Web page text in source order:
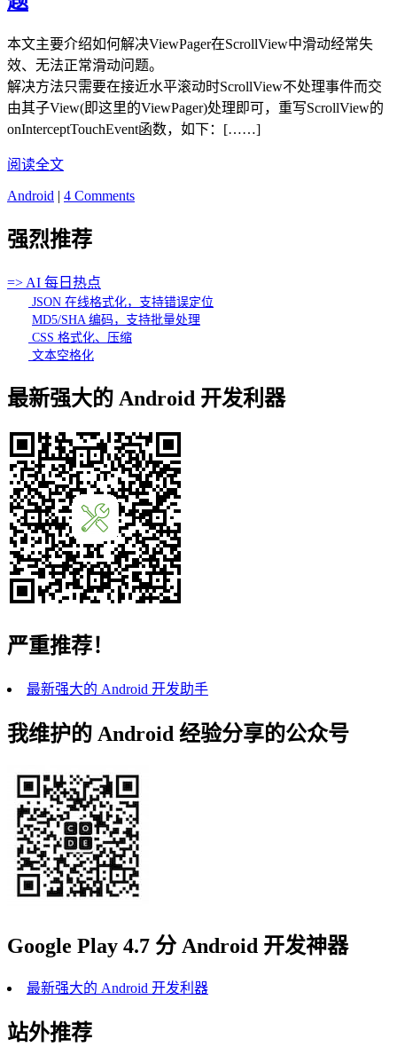
本文主要介绍如何解决ViewPager在ScrollView中滑动经常失
效、无法正常滑动问题。
解决方法只需要在接近水平滚动时ScrollView不处理事件而交
由其子View(即这里的ViewPager)处理即可，重写ScrollView的
onInterceptTouchEvent函数，如下：[……]
阅读全文
Android | 4 Comments
强烈推荐
=> AI 每日热点
JSON 在线格式化，支持错误定位
MD5/SHA 编码，支持批量处理
CSS 格式化、压缩
文本空格化
最新强大的 Android 开发利器
严重推荐！
最新强大的 Android 开发助手
我维护的 Android 经验分享的公众号
Google Play 4.7 分 Android 开发神器
最新强大的 Android 开发利器
站外推荐